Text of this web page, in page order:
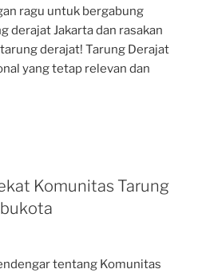
ragu untuk bergabung
derajat Jakarta dan rasakan
derajat! Tarung Derajat
yang tetap relevan dan
Komunitas Tarung
tentang Komunitas